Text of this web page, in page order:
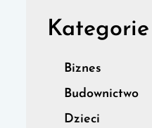
Kategorie
Biznes
Budownictwo
Dzieci